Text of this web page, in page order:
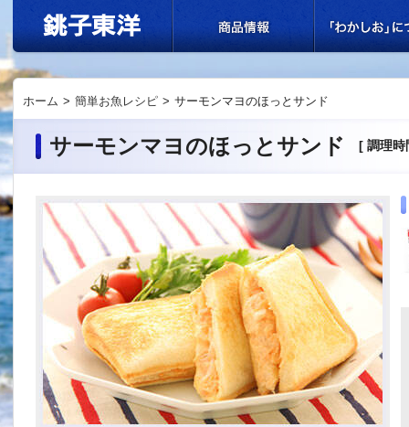
ホーム > 簡単お魚レシピ > サーモンマヨのほっとサンド
サーモンマヨのほっとサンド [ 調理時